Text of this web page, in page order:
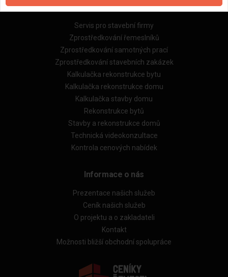
Naše služby
Servis pro stavební firmy
Zprostředkování řemeslníků
Zprostředkování samotných prací
Zprostředkování stavebních zakázek
Kalkulačka rekonstrukce bytu
Kalkulačka rekonstrukce domu
Kalkulačka stavby domu
Rekonstrukce bytů
Stavby a rekonstrukce domů
Technická videokonzultace
Kontrola cenových nabídek
Informace o nás
Prezentace našich služeb
Ceník našich služeb
O projektu a o zakladateli
Kontakt
Možnosti bližší obchodní spolupráce